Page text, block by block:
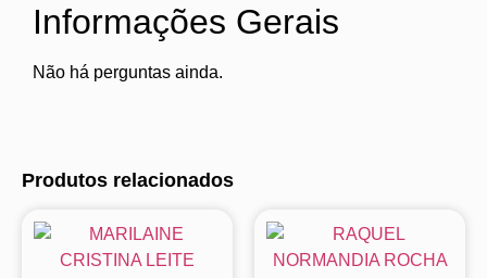
Informações Gerais
Não há perguntas ainda.
Produtos relacionados